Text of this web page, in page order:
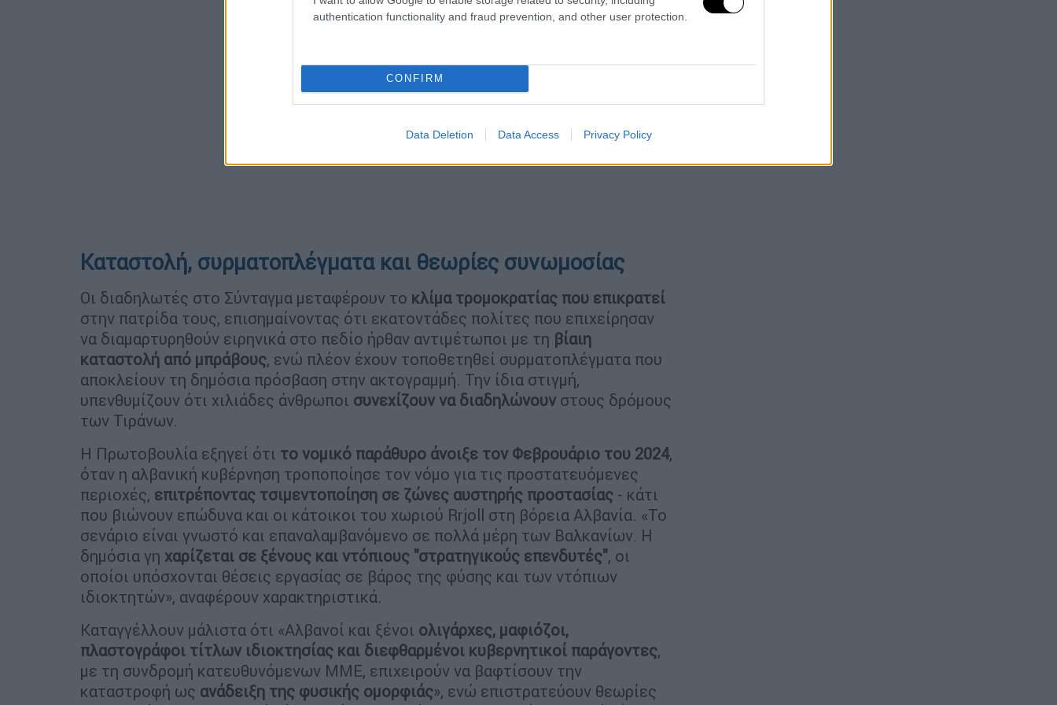
authentication functionality and fraud prevention, and other user protection.
CONFIRM
Data Deletion Data Access Privacy Policy
Καταστολή, συρματοπλέγματα και θεωρίες συνωμοσίας
Οι διαδηλωτές στο Σύνταγμα μεταφέρουν το κλίμα τρομοκρατίας που επικρατεί
στην πατρίδα τους, επισημαίνοντας ότι εκατοντάδες πολίτες που επιχείρησαν
να διαμαρτυρηθούν ειρηνικά στο πεδίο ήρθαν αντιμέτωποι με τη βίαιη
καταστολή από μπράβους, ενώ πλέον έχουν τοποθετηθεί συρματοπλέγματα που
αποκλείουν τη δημόσια πρόσβαση στην ακτογραμμή. Την ίδια στιγμή,
υπενθυμίζουν ότι χιλιάδες άνθρωποι συνεχίζουν να διαδηλώνουν στους δρόμους
των Τιράνων.
Η Πρωτοβουλία εξηγεί ότι το νομικό παράθυρο άνοιξε τον Φεβρουάριο του 2024,
όταν η αλβανική κυβέρνηση τροποποίησε τον νόμο για τις προστατευόμενες
περιοχές, επιτρέποντας τσιμεντοποίηση σε ζώνες αυστηρής προστασίας - κάτι
που βιώνουν επώδυνα και οι κάτοικοι του χωριού Rrjoll στη βόρεια Αλβανία. «Το
σενάριο είναι γνωστό και επαναλαμβανόμενο σε πολλά μέρη των Βαλκανίων. Η
δημόσια γη χαρίζεται σε ξένους και ντόπιους "στρατηγικούς επενδυτές", οι
οποίοι υπόσχονται θέσεις εργασίας σε βάρος της φύσης και των ντόπιων
ιδιοκτητών», αναφέρουν χαρακτηριστικά.
Καταγγέλλουν μάλιστα ότι «Αλβανοί και ξένοι ολιγάρχες, μαφιόζοι,
πλαστογράφοι τίτλων ιδιοκτησίας και διεφθαρμένοι κυβερνητικοί παράγοντες,
με τη συνδρομή κατευθυνόμενων ΜΜΕ, επιχειρούν να βαφτίσουν την
καταστροφή ως ανάδειξη της φυσικής ομορφιάς», ενώ επιστρατεύουν θεωρίες